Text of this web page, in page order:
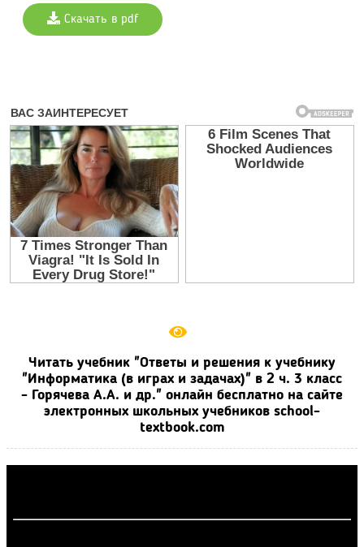
Скачать в pdf
Читать учебник "Ответы и решения к учебнику
"Информатика (в играх и задачах)" в 2 ч. 3 класс
- Горячева А.А. и др." онлайн бесплатно на сайте
электронных школьных учебников school-
textbook.com